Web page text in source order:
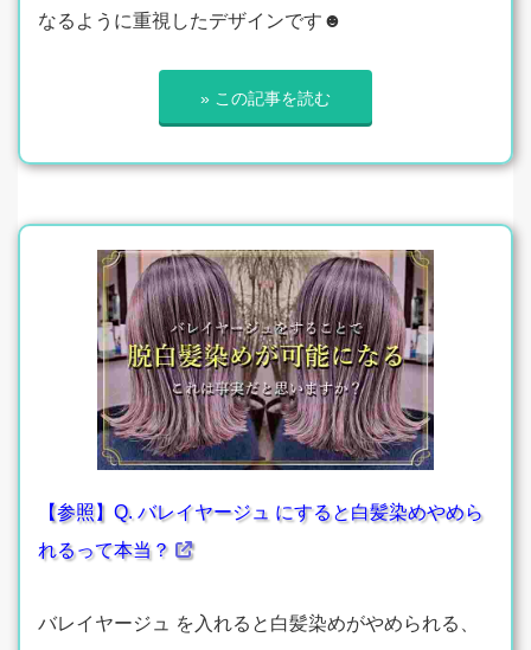
なるように重視したデザインです☻
» この記事を読む
【参照】Q. バレイヤージュ にすると白髪染めやめら
れるって本当？
バレイヤージュ を入れると白髪染めがやめられる、